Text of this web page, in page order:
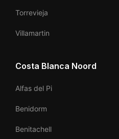
Torrevieja
Villamartin
Costa Blanca Noord
Alfas del Pi
Benidorm
Benitachell